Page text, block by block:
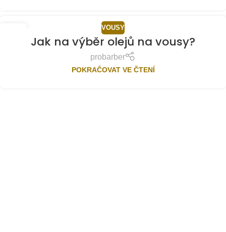
VOUSY
Jak na výběr olejů na vousy?
probarber
POKRAČOVAT VE ČTENÍ